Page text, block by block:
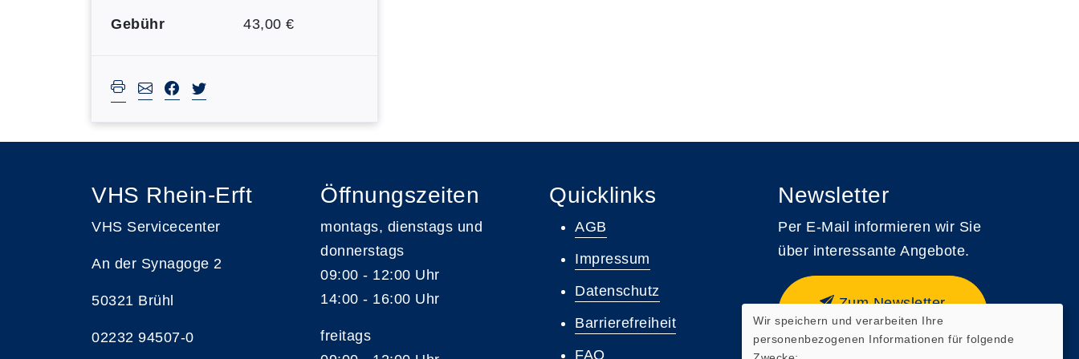
Gebühr 43,00 €
VHS Rhein-Erft
VHS Servicecenter
An der Synagoge 2
50321 Brühl
02232 94507-0
Öffnungszeiten
montags, dienstags und
donnerstags
09:00 - 12:00 Uhr
14:00 - 16:00 Uhr
freitags
Quicklinks
AGB
Impressum
Datenschutz
Barrierefreiheit
FAQ
Newsletter
Per E-Mail informieren wir Sie
über interessante Angebote.
Zum Newsletter
anmelden
Wir speichern und verarbeiten Ihre
personenbezogenen Informationen für folgende